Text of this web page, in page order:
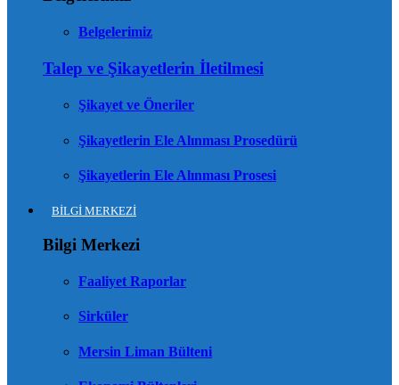
Belgelerimiz
Talep ve Şikayetlerin İletilmesi
Şikayet ve Öneriler
Şikayetlerin Ele Alınması Prosedürü
Şikayetlerin Ele Alınması Prosesi
BİLGİ MERKEZİ
Bilgi Merkezi
Faaliyet Raporlar
Sirküler
Mersin Liman Bülteni